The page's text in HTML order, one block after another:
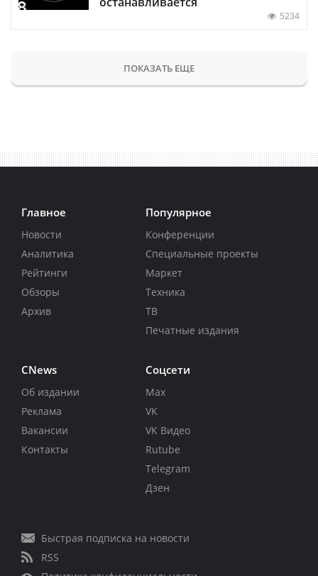
5234
ПОКАЗАТЬ ЕЩЕ
Главное
Новости
Аналитика
Рейтинги
Обзоры
Архив
Популярное
Конференции
Специальные проекты
Маркет
Техника
ТВ
Печатные издания
CNews
Об издании
Реклама
Вакансии
Контакты
Соцсети
Max
VK
VK Видео
Rutube
Telegram
Дзен
Быстрая подписка на новости
RSS